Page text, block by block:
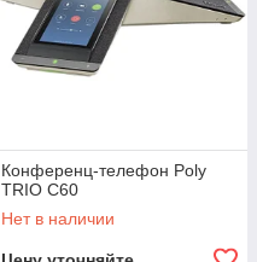
Конференц-телефон Poly
TRIO C60
Нет в наличии